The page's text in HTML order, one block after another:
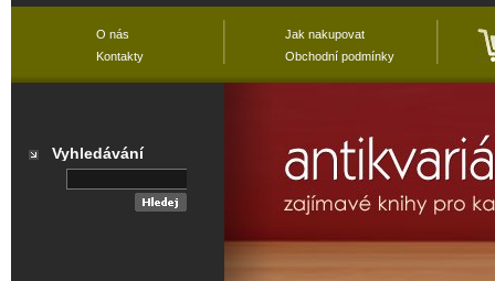
O nás
Kontakty
Jak nakupovat
Obchodní podmínky
Vyhledávání